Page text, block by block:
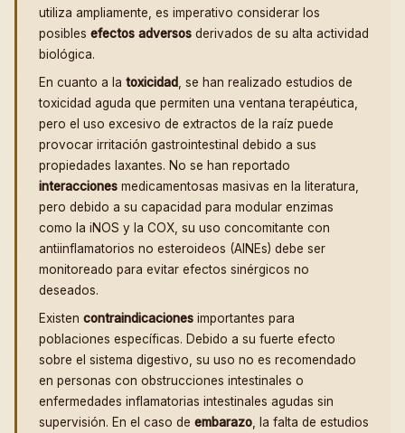
utiliza ampliamente, es imperativo considerar los
posibles efectos adversos derivados de su alta actividad
biológica.
En cuanto a la toxicidad
, se han realizado estudios de
toxicidad aguda que permiten una ventana terapéutica,
pero el uso excesivo de extractos de la raíz puede
provocar irritación gastrointestinal debido a sus
propiedades laxantes. No se han reportado
interacciones medicamentosas masivas en la literatura,
pero debido a su capacidad para modular enzimas
como la iNOS y la COX, su uso concomitante con
antiinflamatorios no esteroideos (AINEs) debe ser
monitoreado para evitar efectos sinérgicos no
deseados.
Existen contraindicaciones importantes para
poblaciones específicas. Debido a su fuerte efecto
sobre el sistema digestivo, su uso no es recomendado
en personas con obstrucciones intestinales o
enfermedades inflamatorias intestinales agudas sin
supervisión. En el caso de embarazo , la falta de estudios